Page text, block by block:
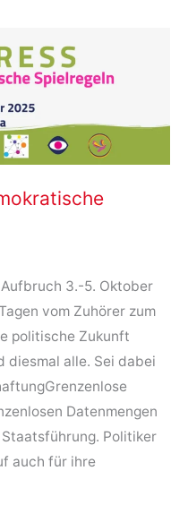
3.-5. Oktober
vom Zuhörer zum
politische Zukunft
diesmal alle. Sei dabei
Datenmengen
Politiker
auch für ihre